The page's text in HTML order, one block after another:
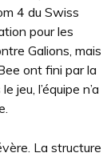
4 du Swiss
pour les
Galions, mais
ont fini par la
jeu, l’équipe n’a
La structure